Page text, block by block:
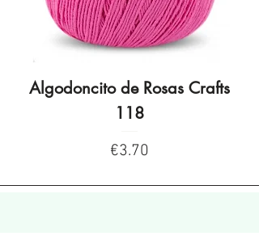
Algodoncito de Rosas Crafts
118
Price
€3.70